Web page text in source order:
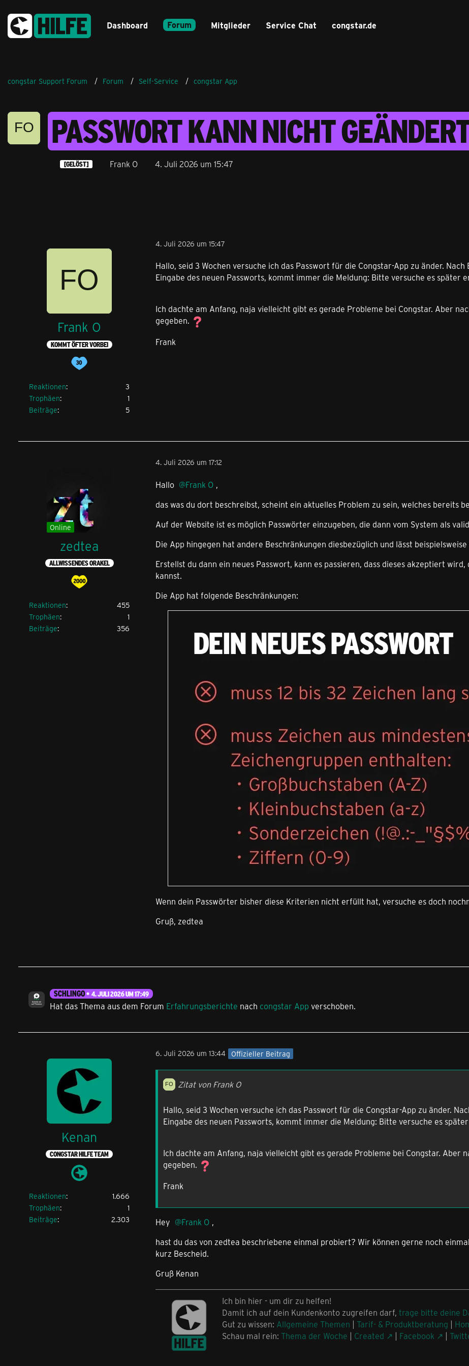
Dashboard Forum Mitglieder Service Chat congstar.de
congstar Support Forum Forum Self-Service congstar App
PASSWORT KANN NICHT
[GELÖST] Frank O 4. Juli 2026 um 15:47
Frank O
KOMMT ÖFTER VORBEI
Reaktionen
3
Trophäen
1
Beiträge
5
4. Juli 2026 um 15:47
Hallo, seid 3 Wochen versuche ich das Passwort für die Congstar-App zu änder.
Eingabe des neuen Passworts, kommt immer die Meldung: Bitte versuche es später
Ich dachte am Anfang, naja vielleicht gibt es gerade Probleme bei Congstar. Aber
gegeben.
Frank
Online
zedtea
ALLWISSENDES ORAKEL
Reaktionen
455
Trophäen
1
Beiträge
356
4. Juli 2026 um 17:12
Hallo Frank O ,
das was du dort beschreibst, scheint ein aktuelles Problem zu sein, welches bereits
Auf der Website ist es möglich Passwörter einzugeben, die dann vom System als
Die App hingegen hat andere Beschränkungen diesbezüglich und lässt
Erstellst du dann ein neues Passwort, kann es passieren, dass dieses akzeptiert
kannst.
Die App hat folgende Beschränkungen:
Wenn dein Passwörter bisher diese Kriterien nicht erfüllt hat, versuche es doch
Gruß, zedtea
SCHLINGO 4. JULI 2026 UM 17:49
Hat das Thema aus dem Forum Erfahrungsberichte nach congstar App verschoben.
Kenan
CONGSTAR HILFE TEAM
Reaktionen
1.666
Trophäen
1
Beiträge
2.303
6. Juli 2026 um 13:44 Offizieller Beitrag
Zitat von Frank O
Hallo, seid 3 Wochen versuche ich das Passwort für die Congstar-App zu änder.
Eingabe des neuen Passworts, kommt immer die Meldung: Bitte versuche es
Ich dachte am Anfang, naja vielleicht gibt es gerade Probleme bei Congstar. Aber
gegeben.
Frank
Hey Frank O ,
hast du das von zedtea beschriebene einmal probiert? Wir können gerne noch
kurz Bescheid.
Gruß Kenan
Ich bin hier - um dir zu helfen!
Damit ich auf dein Kundenkonto zugreifen darf, trage bitte deine
Gut zu wissen: Allgemeine Themen | Tarif- & Produktberatung |
Schau mal rein: Thema der Woche | Created | Facebook |